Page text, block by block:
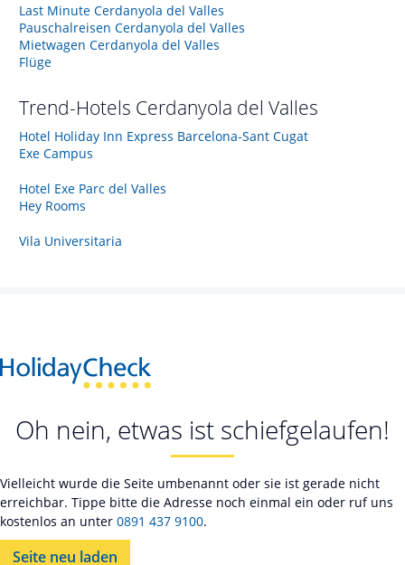
Last Minute Cerdanyola del Valles
Pauschalreisen Cerdanyola del Valles
Mietwagen Cerdanyola del Valles
Flüge
Trend-Hotels Cerdanyola del Valles
Hotel Holiday Inn Express Barcelona-Sant Cugat
Exe Campus
Hotel Exe Parc del Valles
Hey Rooms
Vila Universitaria
Oh nein, etwas ist schiefgelaufen!
Vielleicht wurde die Seite umbenannt oder sie ist gerade nicht
erreichbar. Tippe bitte die Adresse noch einmal ein oder ruf uns
kostenlos an unter 0891 437 9100.
Seite neu laden